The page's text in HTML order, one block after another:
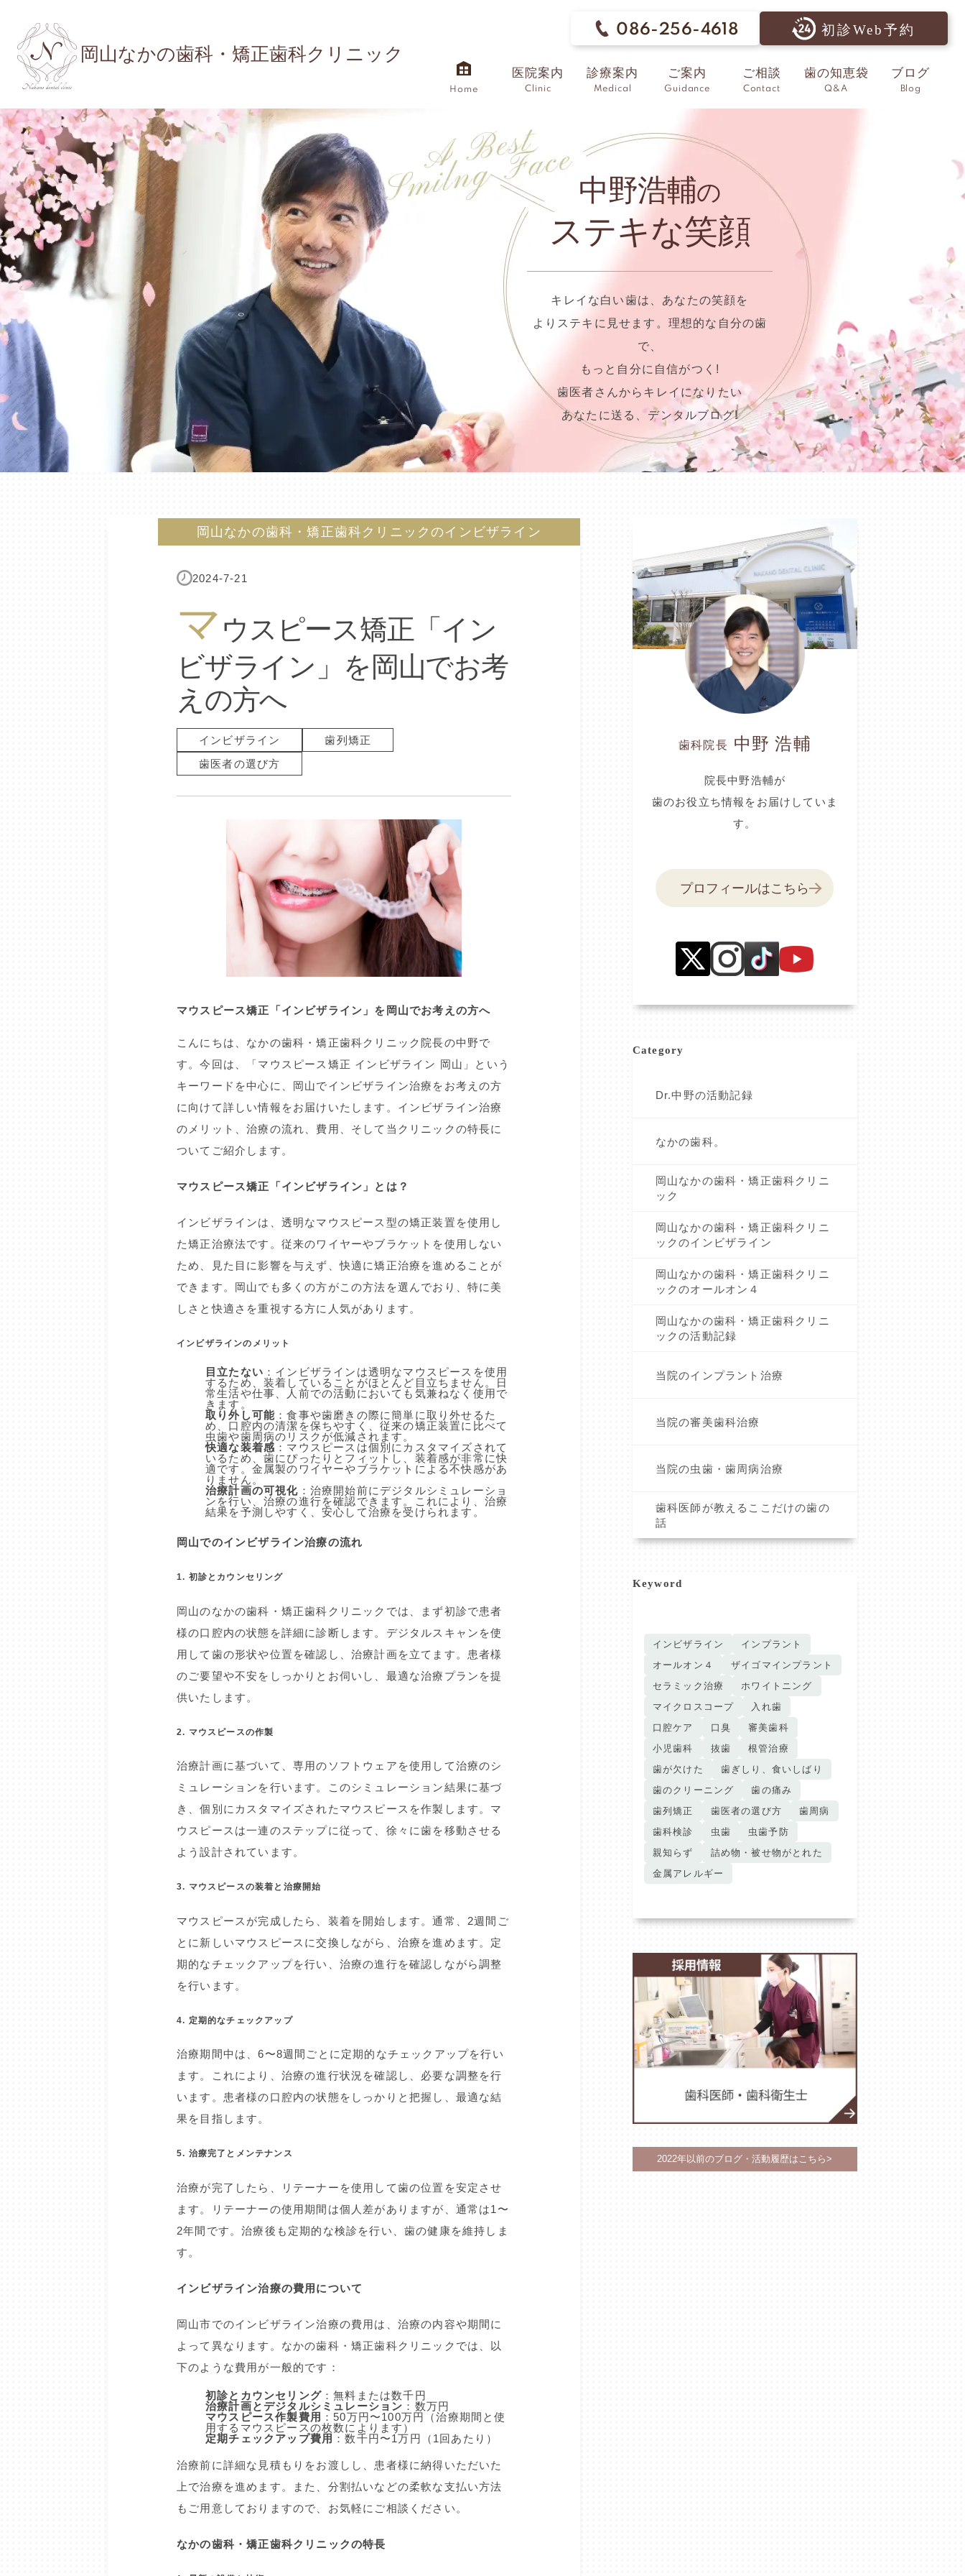
岡山なかの歯科・矯正歯科クリニック
086-256-4618 初診Web予約
Home
医院案内
Clinic
診療案内
Medical
ご案内
Guidance
ご相談
Contact
歯の知恵袋
Q&A
ブログ
Blog
中野浩輔の
ステキな笑顔
キレイな白い歯は、あなたの笑顔を
よりステキに見せます。理想的な自分の歯
で、
もっと自分に自信がつく!
歯医者さんからキレイになりたい
あなたに送る、デンタルブログ!
岡山なかの歯科・矯正歯科クリニックのインビザライン
2024-7-21
マ ウスピース矯正「イン
ビザライン」を岡山でお考
えの方へ
インビザライン
歯列矯正
歯医者の選び方
マウスピース矯正「インビザライン」を岡山でお考えの方へ
こんにちは、なかの歯科・矯正歯科クリニック院長の中野で
す。今回は、「マウスピース矯正 インビザライン 岡山」という
キーワードを中心に、岡山でインビザライン治療をお考えの方
に向けて詳しい情報をお届けいたします。インビザライン治療
のメリット、治療の流れ、費用、そして当クリニックの特長に
ついてご紹介します。
マウスピース矯正「インビザライン」とは？
インビザラインは、透明なマウスピース型の矯正装置を使用し
た矯正治療法です。従来のワイヤーやブラケットを使用しない
ため、見た目に影響を与えず、快適に矯正治療を進めることが
できます。岡山でも多くの方がこの方法を選んでおり、特に美
しさと快適さを重視する方に人気があります。
インビザラインのメリット
目立たない ：インビザラインは透明なマウスピースを使用
するため、装着していることがほとんど目立ちません。日
常生活や仕事、人前での活動においても気兼ねなく使用で
きます。
取り外し可能 ：食事や歯磨きの際に簡単に取り外せるた
め、口腔内の清潔を保ちやすく、従来の矯正装置に比べて
虫歯や歯周病のリスクが低減されます。
快適な装着感 ：マウスピースは個別にカスタマイズされて
いるため、歯にぴったりとフィットし、装着感が非常に快
適です。金属製のワイヤーやブラケットによる不快感があ
りません。
治療計画の可視化 ：治療開始前にデジタルシミュレーショ
ンを行い、治療の進行を確認できます。これにより、治療
結果を予測しやすく、安心して治療を受けられます。
岡山でのインビザライン治療の流れ
1. 初診とカウンセリング
岡山のなかの歯科・矯正歯科クリニックでは、まず初診で患者
様の口腔内の状態を詳細に診断します。デジタルスキャンを使
用して歯の形状や位置を確認し、治療計画を立てます。患者様
のご要望や不安をしっかりとお伺いし、最適な治療プランを提
供いたします。
2. マウスピースの作製
治療計画に基づいて、専用のソフトウェアを使用して治療のシ
ミュレーションを行います。このシミュレーション結果に基づ
き、個別にカスタマイズされたマウスピースを作製します。マ
ウスピースは一連のステップに従って、徐々に歯を移動させる
よう設計されています。
3. マウスピースの装着と治療開始
マウスピースが完成したら、装着を開始します。通常、2週間ご
とに新しいマウスピースに交換しながら、治療を進めます。定
期的なチェックアップを行い、治療の進行を確認しながら調整
を行います。
4. 定期的なチェックアップ
治療期間中は、6〜8週間ごとに定期的なチェックアップを行い
ます。これにより、治療の進行状況を確認し、必要な調整を行
います。患者様の口腔内の状態をしっかりと把握し、最適な結
果を目指します。
5. 治療完了とメンテナンス
治療が完了したら、リテーナーを使用して歯の位置を安定させ
ます。リテーナーの使用期間は個人差がありますが、通常は1〜
2年間です。治療後も定期的な検診を行い、歯の健康を維持しま
す。
インビザライン治療の費用について
岡山市でのインビザライン治療の費用は、治療の内容や期間に
よって異なります。なかの歯科・矯正歯科クリニックでは、以
下のような費用が一般的です：
初診とカウンセリング ：無料または数千円
治療計画とデジタルシミュレーション ：数万円
マウスピース作製費用 ：50万円〜100万円（治療期間と使
用するマウスピースの枚数によります）
定期チェックアップ費用 ：数千円〜1万円（1回あたり）
治療前に詳細な見積もりをお渡しし、患者様に納得いただいた
上で治療を進めます。また、分割払いなどの柔軟な支払い方法
もご用意しておりますので、お気軽にご相談ください。
なかの歯科・矯正歯科クリニックの特長
歯科院長 中野 浩輔
院長中野浩輔が
歯のお役立ち情報をお届けしていま
す。
プロフィールはこちら
Category
Dr.中野の活動記録
なかの歯科。
岡山なかの歯科・矯正歯科クリニ
ック
岡山なかの歯科・矯正歯科クリニ
ックのインビザライン
岡山なかの歯科・矯正歯科クリニ
ックのオールオン４
岡山なかの歯科・矯正歯科クリニ
ックの活動記録
当院のインプラント治療
当院の審美歯科治療
当院の虫歯・歯周病治療
歯科医師が教えるここだけの歯の
話
Keyword
インビザライン
インプラント
オールオン４
ザイゴマインプラント
セラミック治療
ホワイトニング
マイクロスコープ
入れ歯
口腔ケア
口臭
審美歯科
小児歯科
抜歯
根管治療
歯が欠けた
歯ぎしり、食いしばり
歯のクリーニング
歯の痛み
歯列矯正
歯医者の選び方
歯周病
歯科検診
虫歯
虫歯予防
親知らず
詰め物・被せ物がとれた
金属アレルギー
2022年以前のブログ・活動履歴はこちら>